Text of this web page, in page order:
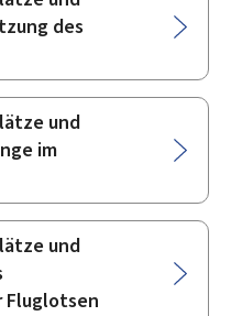
des
und
im
und
Fluglotsen